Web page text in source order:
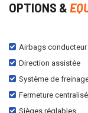
OPTIONS &
Airbags conducteur
Direction assistée
Système de
Fermeture
Sièges réglables